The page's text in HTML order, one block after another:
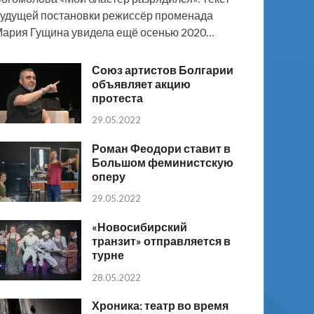
постановки режиссёр променада
Гущина увидела ещё осенью 2020…
Союз артистов Болгарии
объявляет акцию
протеста
29.05.2022
Роман Феодори ставит в
Большом феминистскую
оперу
29.05.2022
«Новосибирский
транзит» отправляется в
турне
28.05.2022
Хроника: театр во время